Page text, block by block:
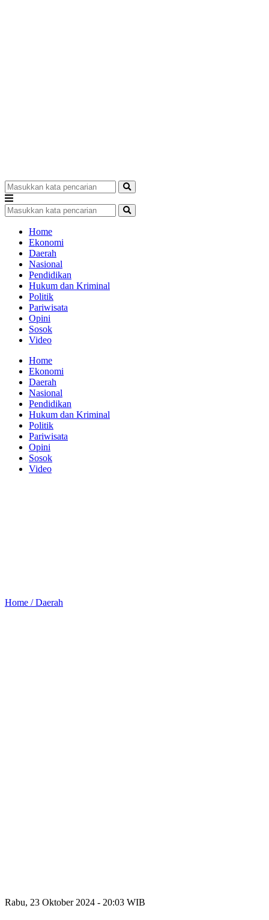
Home
Ekonomi
Daerah
Nasional
Pendidikan
Hukum dan Kriminal
Politik
Pariwisata
Opini
Sosok
Video
Home
Ekonomi
Daerah
Nasional
Pendidikan
Hukum dan Kriminal
Politik
Pariwisata
Opini
Sosok
Video
Home /Daerah
Rabu, 23 Oktober 2024 - 20:03 WIB